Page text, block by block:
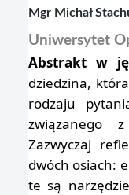
Mgr Michał
Uniwersytet
Abstrakt w
dziedzina,
rodzaju
związanego
Zazwyczaj
dwóch osiach:
te są